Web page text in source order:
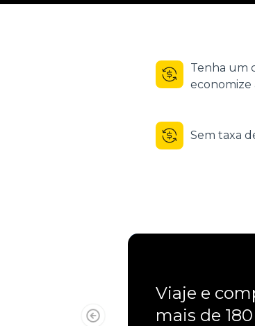
Tenha um
economize
Sem taxa
Viaje e
mais de